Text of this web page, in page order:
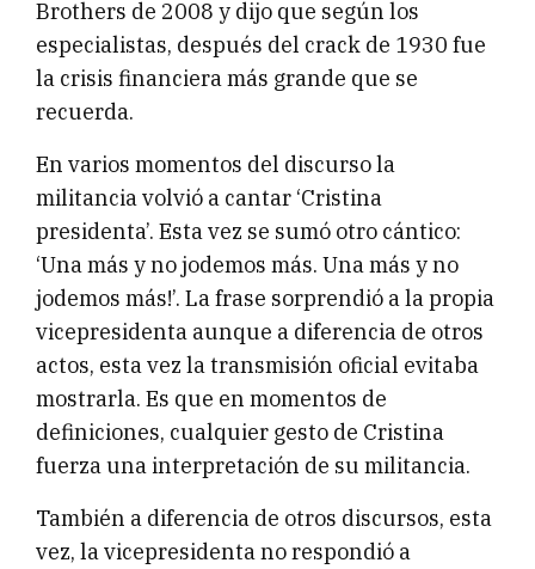
Brothers de 2008 y dijo que según los
especialistas, después del crack de 1930 fue
la crisis financiera más grande que se
recuerda.
En varios momentos del discurso la
militancia volvió a cantar ‘Cristina
presidenta’. Esta vez se sumó otro cántico:
‘Una más y no jodemos más. Una más y no
jodemos más!’. La frase sorprendió a la propia
vicepresidenta aunque a diferencia de otros
actos, esta vez la transmisión oficial evitaba
mostrarla. Es que en momentos de
definiciones, cualquier gesto de Cristina
fuerza una interpretación de su militancia.
También a diferencia de otros discursos, esta
vez, la vicepresidenta no respondió a